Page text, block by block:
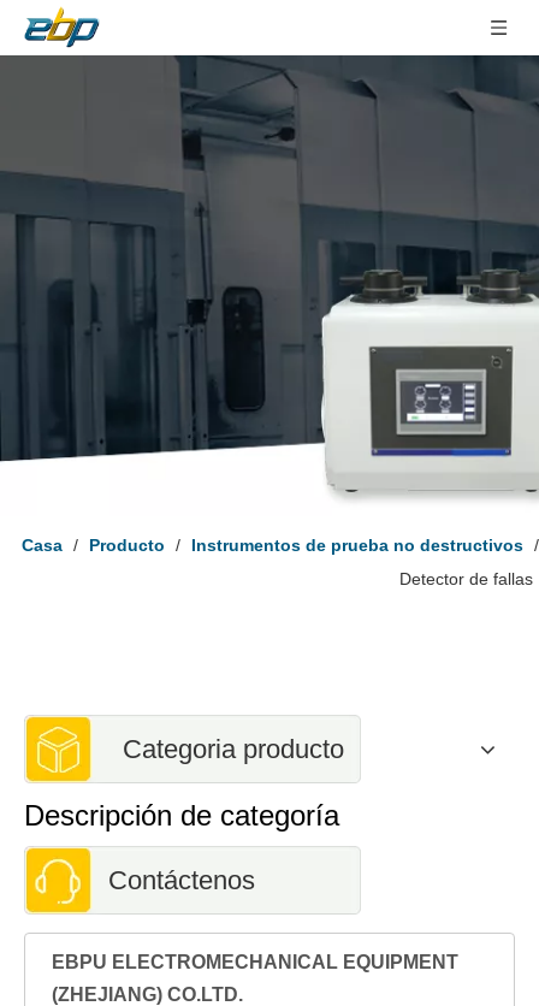
Casa / Producto / Instrumentos de prueba no destructivos /
Detector de fallas
Categoria producto
Descripción de categoría
Contáctenos
EBPU ELECTROMECHANICAL EQUIPMENT
(ZHEJIANG) CO.LTD.